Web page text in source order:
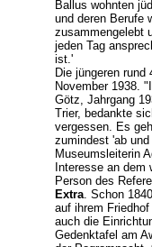
Ballus wohnten
und deren Berufe
zusammengelebt
jeden Tag
ist.'
Die jüngeren
November 1938.
Götz, Jahrgang
Trier, bedankte
vergessen. Es
zumindest 'ab
Museumsleiterin
Interesse an
Person des
Extra. Schon
auf ihrem
auch die
Gedenktafel am